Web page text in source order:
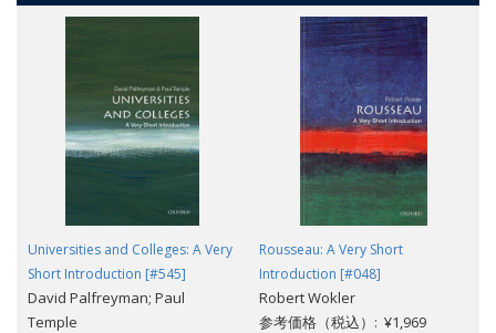
Universities and Colleges: A Very
Short Introduction [#545]
David Palfreyman; Paul
Temple
Rousseau: A Very Short
Introduction [#048]
Robert Wokler
参考価格（税込）: ¥1,969